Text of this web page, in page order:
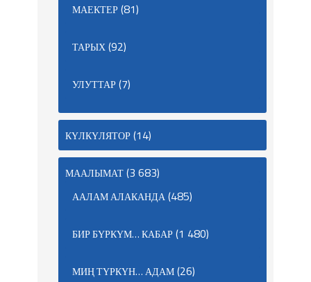
МАЕКТЕР(81)
ТАРЫХ(92)
УЛУТТАР(7)
КҮЛКҮЛЯТОР(14)
МААЛЫМАТ(3 683)
ААЛАМ АЛАКАНДА(485)
БИР БҮРКҮМ… КАБАР(1 480)
МИҢ ТҮРКҮН… АДАМ(26)